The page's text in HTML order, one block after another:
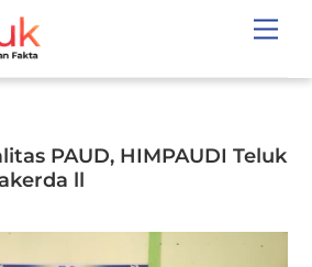
PAUD, HIMPAUDI Teluk
ll